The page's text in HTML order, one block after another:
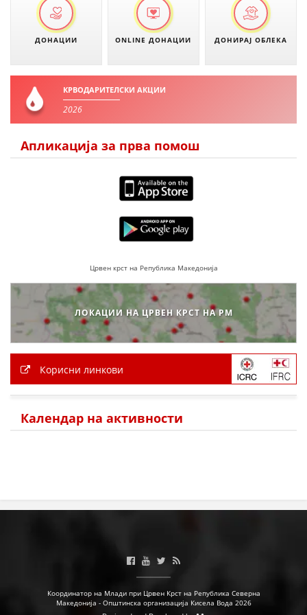
ДЕЈСТВУВАЊЕ
ПРИРАЧНИЦИ
ЕДУКАТИВНО ИНФОРМАТИВНИ МАТЕРИЈАЛИ
ПОСТЕРИ
ПРЕЗЕНТАЦИИ
ДОНАЦИИ ONLINE ДОНАЦИИ ДОНИРАЈ ОБЛЕКА
КРВОДАРИТЕЛСКИ АКЦИИ
2026
Апликација за прва помош
Црвен крст на Република Македонија
ЛОКАЦИИ НА ЦРВЕН КРСТ НА РМ
Корисни линкови
Календар на активности
Координатор на Млади при Црвен Крст на Република Северна
Македонија - Општинска организација Кисела Вода 2026